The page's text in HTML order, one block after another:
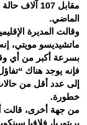
مقابل 107
الماضي.
وقالت المديرة
ماتشيديسو مويتي،
بسرعة أكبر من أي
فإنه يوجد هناك
إلى عدد أقل من
خطورة.
من جهة أخرى، قالت
بريتوريا، فلافيا